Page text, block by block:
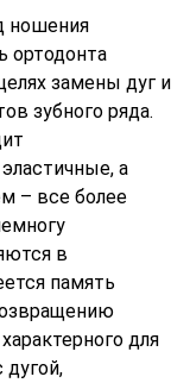
ношения
ортодонта
замены дуг и
зубного ряда.
а
– все более
в
память
для
дугой,